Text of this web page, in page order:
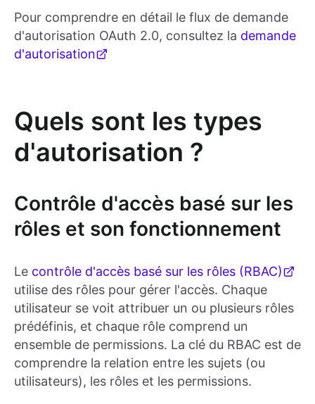
Pour comprendre en détail le flux de demande
d'autorisation OAuth 2.0, consultez la demande
d'autorisation
Quels sont les types
d'autorisation ?
Contrôle d'accès basé sur les
rôles et son fonctionnement
Le contrôle d'accès basé sur les rôles (RBAC)
utilise des rôles pour gérer l'accès. Chaque
utilisateur se voit attribuer un ou plusieurs rôles
prédéfinis, et chaque rôle comprend un
ensemble de permissions. La clé du RBAC est de
comprendre la relation entre les sujets (ou
utilisateurs), les rôles et les permissions.